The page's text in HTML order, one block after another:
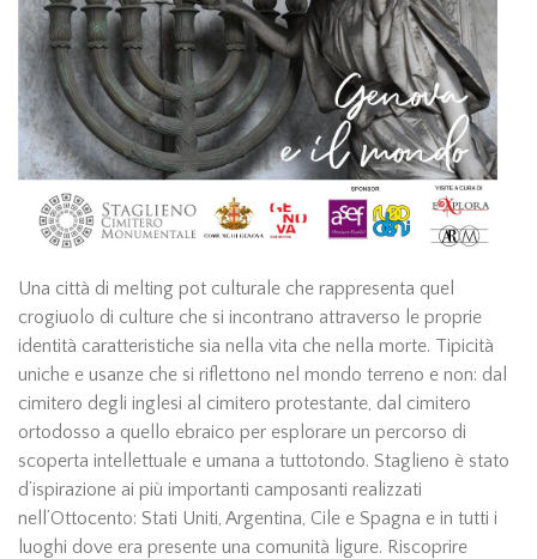
Una città di melting pot culturale che rappresenta quel
crogiuolo di culture che si incontrano attraverso le proprie
identità caratteristiche sia nella vita che nella morte. Tipicità
uniche e usanze che si riflettono nel mondo terreno e non: dal
cimitero degli inglesi al cimitero protestante, dal cimitero
ortodosso a quello ebraico per esplorare un percorso di
scoperta intellettuale e umana a tuttotondo. Staglieno è stato
d’ispirazione ai più importanti camposanti realizzati
nell’Ottocento: Stati Uniti, Argentina, Cile e Spagna e in tutti i
luoghi dove era presente una comunità ligure. Riscoprire